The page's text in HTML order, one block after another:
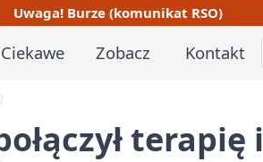
Uwaga! Burze (komunikat RSO)
Ciekawe Zobacz Kontakt
terapię i